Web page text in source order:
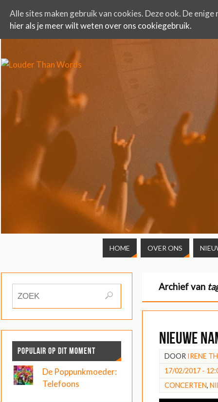
HOME OVER ONS
Archief van
Nieuwe
DOOR IRENE
17/02/2017 -
CONCERTEN,
POPULAIR OP DIT MOMENT
De Poppunkmoeder:
Telefoons
Alle sites maken gebruik van cookies. Deze ook. De
hier als je meer wilt weten over ons cookiegebruik.